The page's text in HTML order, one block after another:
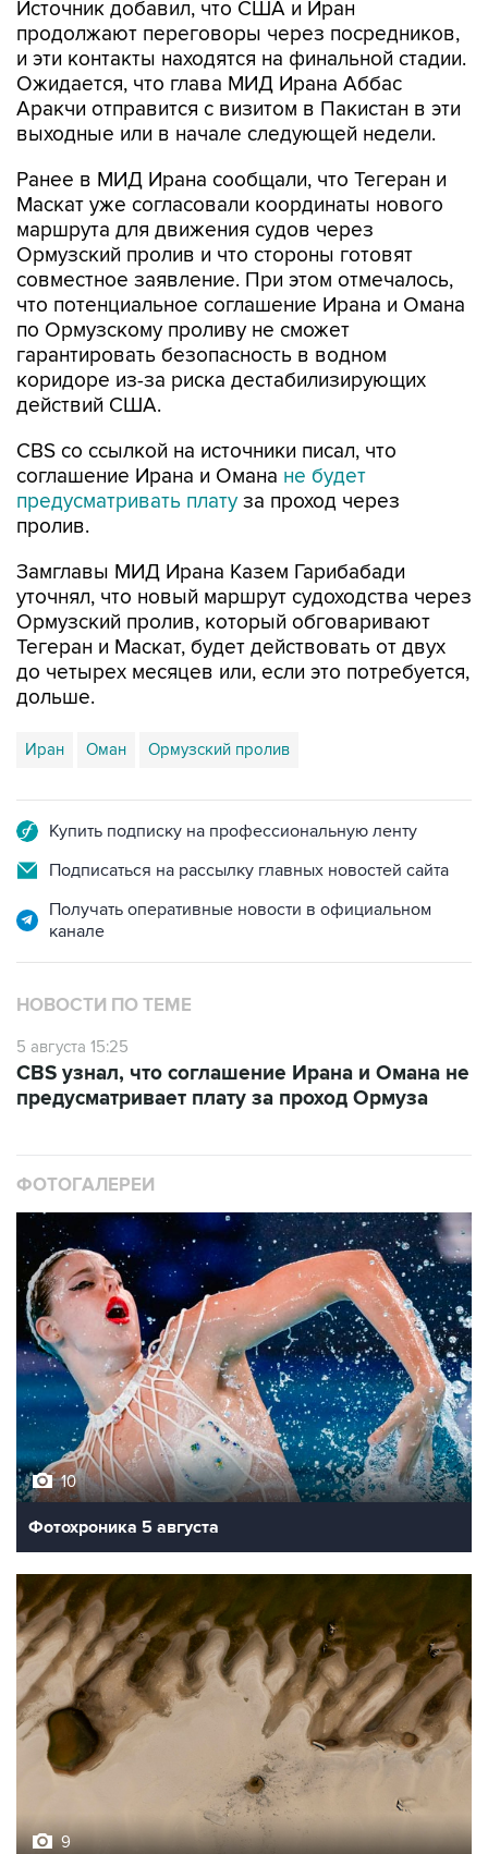
и эти контакты находятся на финальной стадии.
Ожидается, что глава МИД Ирана Аббас
Аракчи отправится с визитом в Пакистан в эти
выходные или в начале следующей недели.
Ранее в МИД Ирана сообщали, что Тегеран и
маршрута для движения судов через
Ормузский пролив и что стороны готовят
совместное заявление. При этом отмечалось,
что потенциальное соглашение Ирана и Омана
по Ормузскому проливу не сможет
гарантировать безопасность в водном
коридоре из-за риска дестабилизирующих
действий США.
CBS со ссылкой на источники писал, что
предусматривать платуза проход через
пролив.
Замглавы МИД Ирана Казем Гарибабади
Ормузский пролив, который обговаривают
Тегеран и Маскат, будет действовать от двух
до четырех месяцев или, если это потребуется,
дольше.
Иран Оман
Подписаться на рассылку главных новостей сайта
Получать оперативные новости в официальном
НОВОСТИ ПО ТЕМЕ
5 августа 15:25
предусматривает плату за проход Ормуза
10
Фотохроника 5 августа
Обмеление Дуная